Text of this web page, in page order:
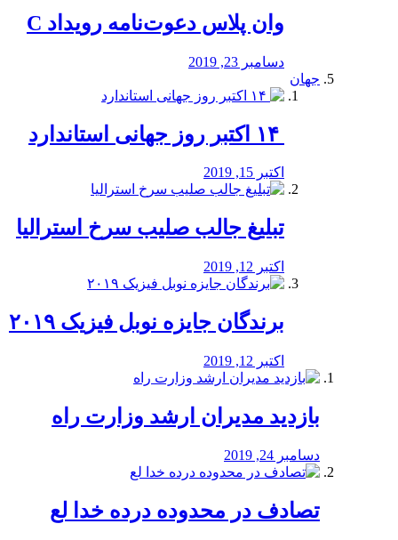
وان پلاس دعوت‌نامه رویداد C
دسامبر 23, 2019
جهان
اکتبر 15, 2019
تبلیغ جالب صلیب سرخ استرالیا
اکتبر 12, 2019
برندگان جایزه نوبل فیزیک ۲۰۱۹
اکتبر 12, 2019
بازدید مدیران ارشد وزارت راه
دسامبر 24, 2019
تصادف در محدوده درده خدا لع